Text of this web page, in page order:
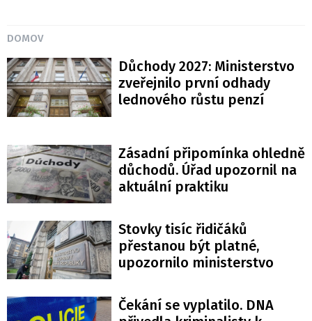
DOMOV
Důchody 2027: Ministerstvo
zveřejnilo první odhady
lednového růstu penzí
Zásadní připomínka ohledně
důchodů. Úřad upozornil na
aktuální praktiku
Stovky tisíc řidičáků
přestanou být platné,
upozornilo ministerstvo
Čekání se vyplatilo. DNA